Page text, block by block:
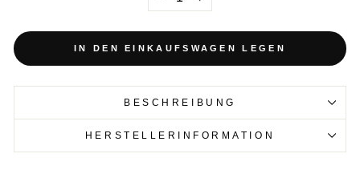
IN DEN EINKAUFSWAGEN LEGEN
BESCHREIBUNG
HERSTELLERINFORMATION